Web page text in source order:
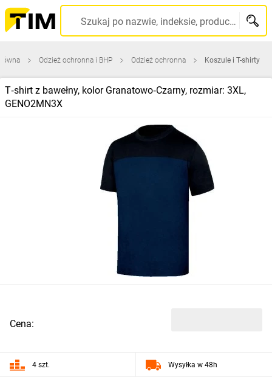
Szukaj po nazwie, indeksie, producencie, kodzie kreskowym...
Odzież ochronna i BHP Odzież ochronna Koszule i T-shirty
T‑shirt z bawełny, kolor Granatowo‑Czarny, rozmiar: 3XL,
GENO2MN3X
Cena:
4 szt. Wysyłka w 48h